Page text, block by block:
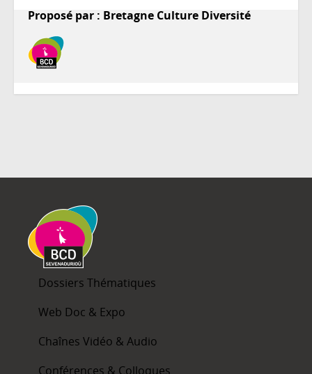
Proposé par : Bretagne Culture Diversité
Dossiers Thématiques
Web Doc & Expo
Chaînes Vidéo & Audio
Conférences & Colloques